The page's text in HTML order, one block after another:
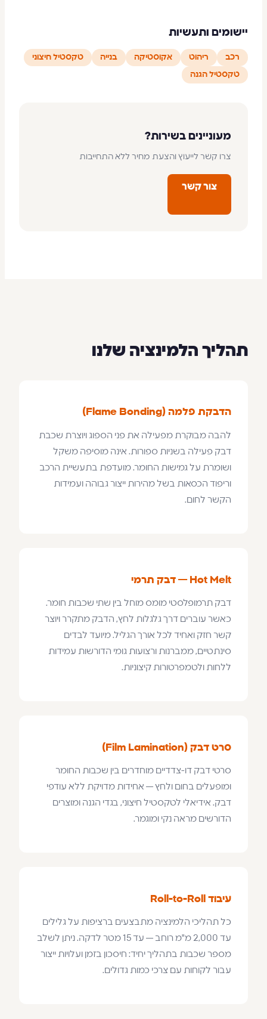
יישומים ותעשיות
רכב ריהוט אקוסטיקה בנייה טקסטיל חיצוני
טקסטיל הגנה
מעוניינים בשירות?
צרו קשר לייעוץ והצעת מחיר ללא התחייבות
צור קשר
תהליך הלמינציה שלנו
הדבקת פלמה (Flame Bonding)
להבה מבוקרת מפעילה את פני הספוג ויוצרת שכבת
דבק פעילה בשניות ספורות. אינה מוסיפה משקל
ושומרת על גמישות החומר. מועדפת בתעשיית הרכב
וריפוד הכסאות בשל מהירות ייצור גבוהה ועמידות
הקשר לחום.
Hot Melt — דבק תרמי
דבק תרמופלסטי מומס מוחל בין שתי שכבות חומר.
כאשר עוברים דרך גלגלות לחץ, הדבק מתקרר ויוצר
קשר חזק ואחיד לכל אורך הגליל. מיועד לבדים
סינתטיים, ממברנות ורצועות גומי הדורשות עמידות
ללחות ולטמפרטורות קיצוניות.
סרט דבק (Film Lamination)
סרטי דבק דו-צדדיים מוחדרים בין שכבות החומר
ומופעלים בחום ולחץ — אחידות מדויקת ללא עודפי
דבק. אידיאלי לטקסטיל חיצוני, בגדי הגנה ומוצרים
הדורשים מראה נקי ומוגמר.
עיבוד Roll-to-Roll
כל תהליכי הלמינציה מתבצעים ברציפות על גלילים
עד 2,000 מ"מ רוחב — עד 15 מטר לדקה. ניתן לשלב
מספר שכבות בתהליך יחיד: חיסכון בזמן ועלויות ייצור
עבור לקוחות עם צרכי כמות גדולים.